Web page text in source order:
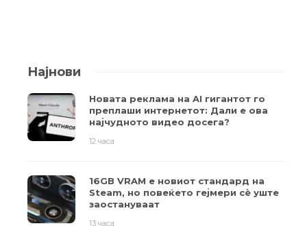
Најнови
Новата реклама на AI гигантот го
преплаши интернетот: Дали е ова
најчудното видео досега?
12 часа
16GB VRAM е новиот стандард на
Steam, но повеќето гејмери ​​сè уште
заостануваат
13 часа